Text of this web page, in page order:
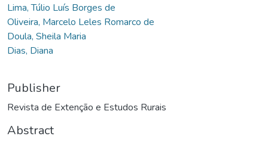
Lima, Túlio Luís Borges de
Oliveira, Marcelo Leles Romarco de
Doula, Sheila Maria
Dias, Diana
Publisher
Revista de Extenção e Estudos Rurais
Abstract